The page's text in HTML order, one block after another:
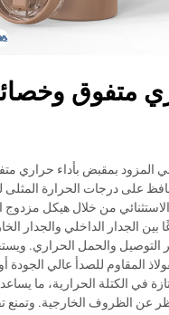
متفوق
المزود بمقبض بأداء حراري
على درجات الحرارة المثلى
الاستثنائي من خلال هيكل مزدوج
الجدار الداخلي والجدار
التوصيل والحمل الحراري.
المقاوم للصدأ عالي
في الكتلة الحرارية، ما
عن الظروف الخارجية. وتمنع